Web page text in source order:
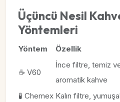
Üçüncü Nesil
Yöntemleri
Yöntem Özellik
☕ V60
İnce filtre, temiz
aromatik kahve
🧪 Chemex Kalın filtre,